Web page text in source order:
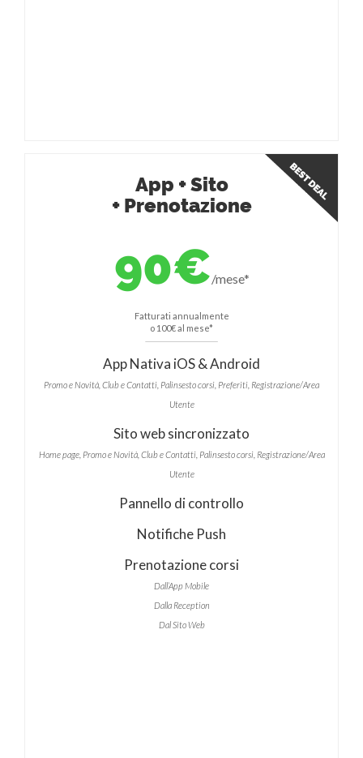
App + Sito
+ Prenotazione
90€/mese*
Fatturati annualmente
o 100€ al mese*
App Nativa iOS & Android
Promo e Novità, Club e Contatti, Palinsesto corsi, Preferiti, Registrazione/Area
Utente
Sito web sincronizzato
Home page, Promo e Novità, Club e Contatti, Palinsesto corsi, Registrazione/Area
Utente
Pannello di controllo
Notifiche Push
Prenotazione corsi
Dall’App Mobile
Dalla Reception
Dal Sito Web